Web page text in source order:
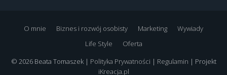
O mnie Biznes i rozwój osobisty Marketing
Wywiady
Life Style
Oferta
© 2026 Beata Tomaszek | Polityka Prywatności | Regulamin | Projekt
iKreacja.pl